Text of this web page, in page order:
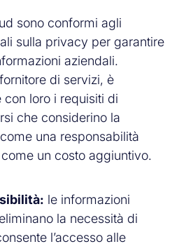
sono conformi agli
sulla privacy per garantire
aziendali.
di servizi, è
loro i requisiti di
che considerino la
una responsabilità
un costo aggiuntivo.
le informazioni
la necessità di
l’accesso alle